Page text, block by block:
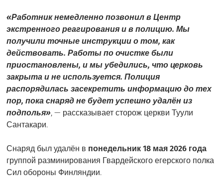
«Работник немедленно позвонил в Центр
экстренного реагирования и в полицию. Мы
получили точные инструкции о том, как
действовать. Работы по очистке были
приостановлены, и мы убедились, что церковь
закрыта и не используется. Полиция
распорядилась засекретить информацию до тех
пор, пока снаряд не будет успешно удалён из
подполья», — рассказывает сторож церкви Туули
Сантакари.
Снаряд был удалён в понедельник 18 мая 2026 года
группой разминирования Гвардейского егерского полка
Сил обороны Финляндии.